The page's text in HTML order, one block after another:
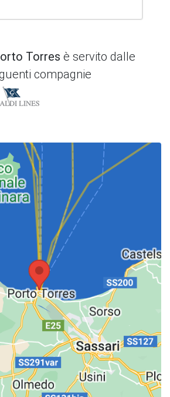
Torres è servito dalle
compagnie